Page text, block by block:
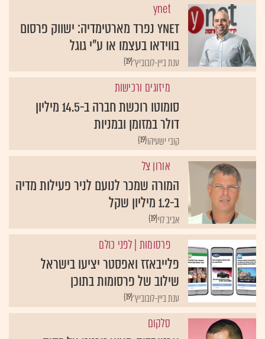
ynet
ynet נפרד מארטימדיה: ישווק פרסום
בווידאו בעצמו או ע"י גוגל
{19}ענת ביין-לובוביץ'
מיזוגים ורכישות
סומוטו רוכשת חברה ב-14.5 מיליון
דולר במזומן ובמניות
{19}קובי ישעיהו
אורון צל
המורה שמכר לנועם לניר פעילות מדיה
ב-1.2 מיליון שקל
{19}אביב לוי
פרסומות | לפני כולם
פלייבאזז ואפסטר יציעו בישראל
שילוב של פרסומות בתוכן
{19}ענת ביין-לובוביץ'
סלקום